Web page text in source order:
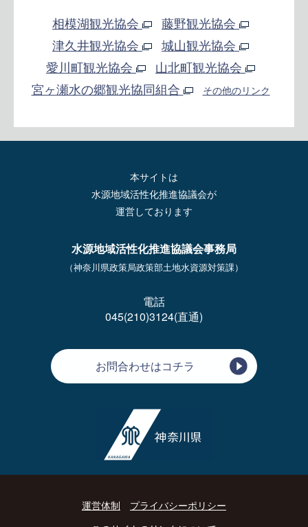
相模湖観光協会
藤野観光協会
津久井観光協会
城山観光協会
愛川町観光協会
山北町観光協会
宮ヶ瀬水の郷観光協同組合
その他のリンク
本サイトは
水源地域活性化推進協議会が
運営しております
水源地域活性化推進協議会事務局
（神奈川県政策局政策部土地水資源対策課）
電話
045(210)3124(直通)
お問合わせはコチラ
運営体制
プライバシーポリシー